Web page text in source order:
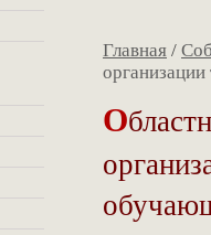
Главная /
О